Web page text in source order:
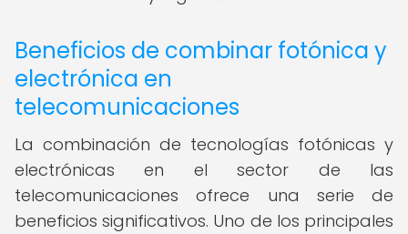
Beneficios de combinar fotónica y
electrónica en
telecomunicaciones
La combinación de tecnologías fotónicas y
electrónicas en el sector de las
telecomunicaciones ofrece una serie de
beneficios significativos. Uno de los principales